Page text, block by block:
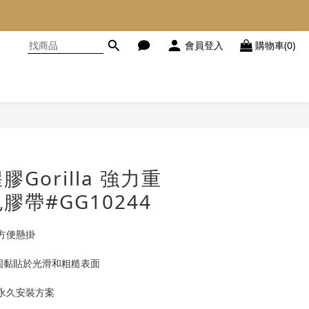
會員登入 購物車(0)
Gorilla 強力重
帶#GG10244
便懸掛
貼於光滑和粗糙表面
久安裝方案